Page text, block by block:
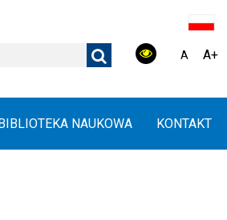
A A+
NAUKOWA KONTAKT